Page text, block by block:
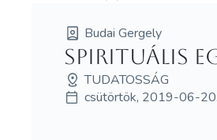
Budai Gergely
Spirituális
TUDATOSSÁG
csütörtök, 2019-06-